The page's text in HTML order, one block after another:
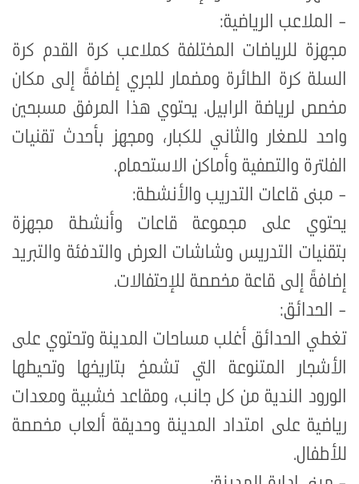
- الملاعب الرياضية:
مجهزة للرياضات المختلفة كملاعب كرة القدم كرة
السلة كرة الطائرة ومضمار للجري إضافةً إلى مكان
مخصص لرياضة الرابيل. يحتوي هذا المرفق مسبحين
واحد للصغار والثاني للكبار، ومجهز بأحدث تقنيات
الفلترة والتصفية وأماكن الاستحمام.
- مبنى قاعات التدريب والأنشطة:
يحتوي على مجموعة قاعات وأنشطة مجهزة
بتقنيات التدريس وشاشات العرض والتدفئة والتبريد
إضافةً إلى قاعة مخصصة للإحتفالات.
- الحدائق:
تغطي الحدائق أغلب مساحات المدينة وتحتوي على
الأشجار المتنوعة التي تشمخ بتاريخها وتحيطها
الورود الندية من كل جانب، ومقاعد خشبية ومعدات
رياضية على امتداد المدينة وحديقة ألعاب مخصصة
للأطفال.